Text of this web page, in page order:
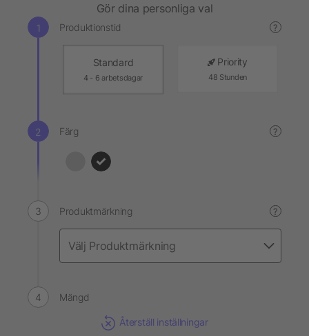
Gör dina personliga val
Produktionstid ?
Standard
4 - 6 arbetsdagar
Priority
48 Stunden
Färg ?
Produktmärkning ?
Mängd
Återställ inställningar